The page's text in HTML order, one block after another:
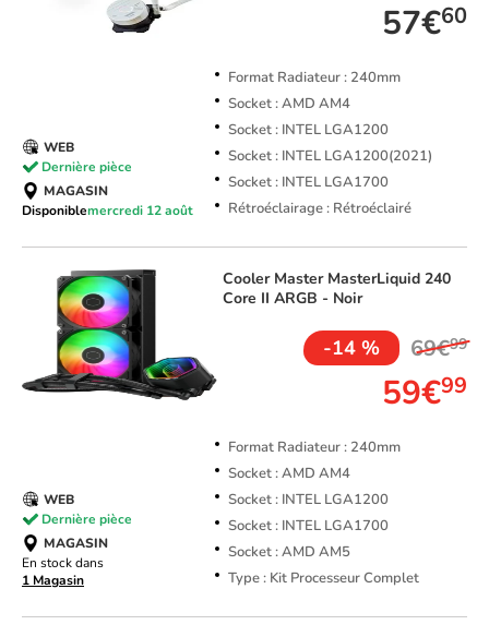
57€60
Format Radiateur : 240mm
Socket : AMD AM4
Socket : INTEL LGA1200
Socket : INTEL LGA1200(2021)
Socket : INTEL LGA1700
Rétroéclairage : Rétroéclairé
WEB
Dernière pièce
MAGASIN
Disponiblemercredi 12 août
Cooler Master MasterLiquid 240
Core II ARGB - Noir
-14 % 69€99
59€99
Format Radiateur : 240mm
Socket : AMD AM4
Socket : INTEL LGA1200
Socket : INTEL LGA1700
Socket : AMD AM5
Type : Kit Processeur Complet
WEB
Dernière pièce
MAGASIN
En stock dans
1 Magasin